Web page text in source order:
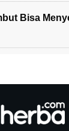
Bisa